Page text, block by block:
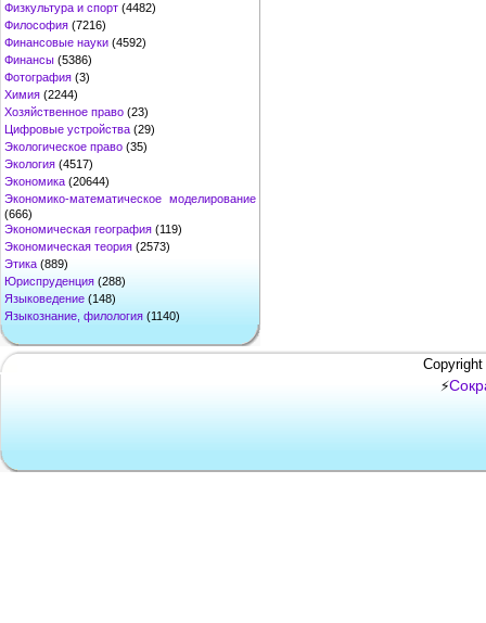
Физкультура и спорт (4482)
Философия (7216)
Финансовые науки (4592)
Финансы (5386)
Фотография (3)
Химия (2244)
Хозяйственное право (23)
Цифровые устройства (29)
Экологическое право (35)
Экология (4517)
Экономика (20644)
Экономико-математическое моделирование
(666)
Экономическая география (119)
Экономическая теория (2573)
Этика (889)
Юриспруденция (288)
Языковедение (148)
Языкознание, филология (1140)
⚡